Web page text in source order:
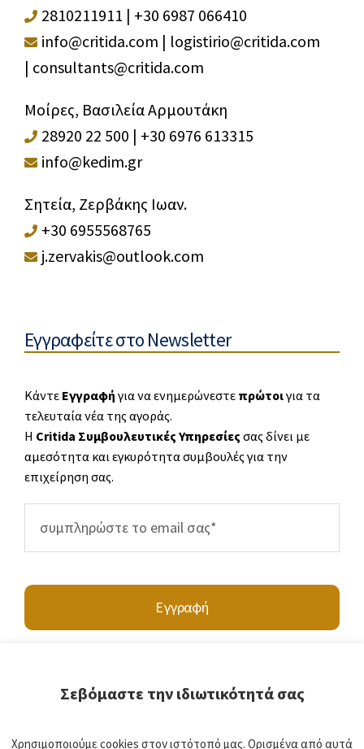
2810211911 | +30 6987 066410
info@critida.com | logistirio@critida.com
| consultants@critida.com
Μοίρες, Βασιλεία Αρμουτάκη
28920 22 500 | +30 6976 613315
info@kedim.gr
Σητεία, Ζερβάκης Ιωαν.
+30 6955568765
j.zervakis@outlook.com
Εγγραφείτε στο Newsletter
Κάντε Εγγραφήγια να ενημερώνεστε πρώτοιγια τα
τελευταία νέα της αγοράς.
Η Critida Συμβουλευτικές Υπηρεσίες σας δίνει με
αμεσότητα και εγκυρότητα συμβουλές για την
επιχείρηση σας.
Εγγραφή
Υποβάλλοντας τα στοιχεία σας, συμφωνείτε να επικοινωνήσετε μαζί μας
Σεβόμαστε την ιδιωτικότητά σας
Χρησιμοποιούμε cookies στον ιστότοπό μας. Ορισμένα από αυτά